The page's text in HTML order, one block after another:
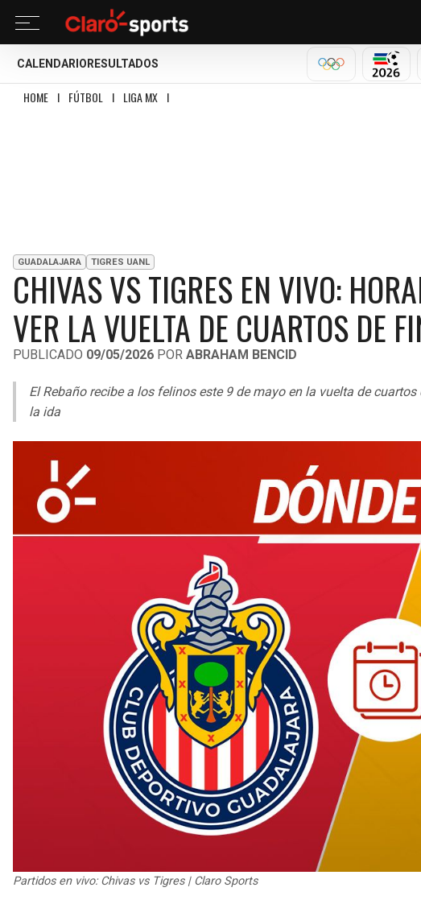
CALENDARIO RESULTADOS
OLÍMPICOS
HOME I FÚTBOL I LIGA MX I
GUADALAJARA TIGRES UANL
CHIVAS VS TIGRES EN VIVO:
VER LA VUELTA DE CUARTOS DE
PUBLICADO 09/05/2026 POR ABRAHAM BENCID
El Rebaño recibe a los felinos este 9 de mayo en la vuelta de
la ida
Partidos en vivo: Chivas vs Tigres | Claro Sports